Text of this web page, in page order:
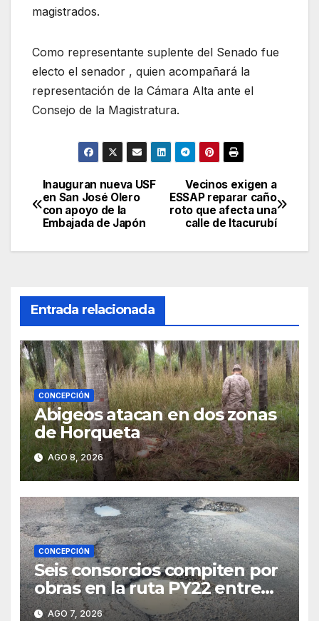
magistrados.
Como representante suplente del Senado fue
electo el senador , quien acompañará la
representación de la Cámara Alta ante el
Consejo de la Magistratura.
Navegación
de
entradas
Vecinos exigen a
ESSAP reparar caño
roto que afecta una
calle de Itacurubí
Inauguran nueva USF
en San José Olero
con apoyo de la
Embajada de Japón
Entrada relacionada
CONCEPCIÓN
Abigeos atacan en dos zonas
de Horqueta
AGO 8, 2026
CONCEPCIÓN
Seis consorcios compiten por
obras en la ruta PY22 entre
Concepción y Vallemí
AGO 7, 2026